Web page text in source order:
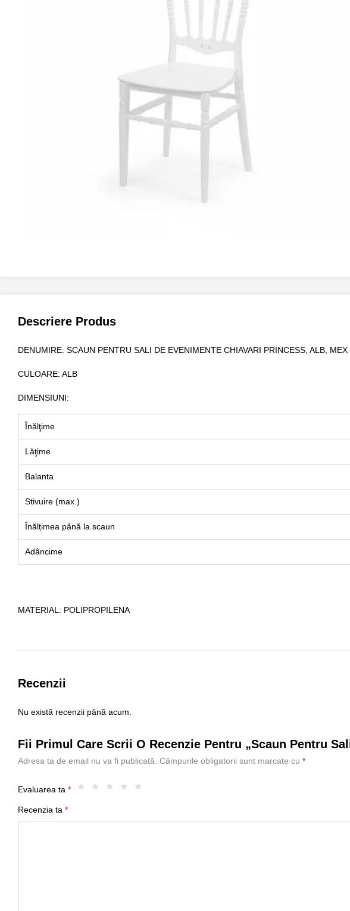
Descriere Produs
DENUMIRE: SCAUN PENTRU SALI DE EVENIMENTE CHIAVARI PRINCESS, ALB, MEX
CULOARE: ALB
DIMENSIUNI:
Înălţime
Lăţime
Balanta
Stivuire (max.)
Înălțimea până la scaun
Adâncime
MATERIAL: POLIPROPILENA
Recenzii
Nu există recenzii până acum.
Fii Primul Care Scrii O Recenzie Pentru „scaun Pentru
Adresa ta de email nu va fi publicată. Câmpurile obligatorii sunt marcate cu *
Evaluarea ta *
Recenzia ta *